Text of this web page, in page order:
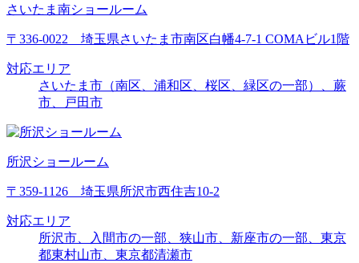
さいたま南ショールーム
〒336-0022 埼玉県さいたま市南区白幡4-7-1 COMAビル1階
対応エリア
さいたま市（南区、浦和区、桜区、緑区の一部）、蕨
市、戸田市
所沢ショールーム
〒359-1126 埼玉県所沢市西住吉10-2
対応エリア
所沢市、入間市の一部、狭山市、新座市の一部、東京
都東村山市、東京都清瀬市